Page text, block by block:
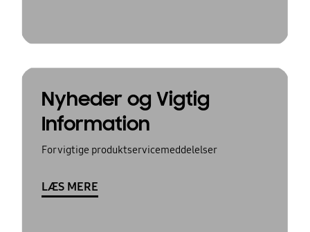
Nyheder og Vigtig
Information
For vigtige produktservicemeddelelser
LÆS MERE